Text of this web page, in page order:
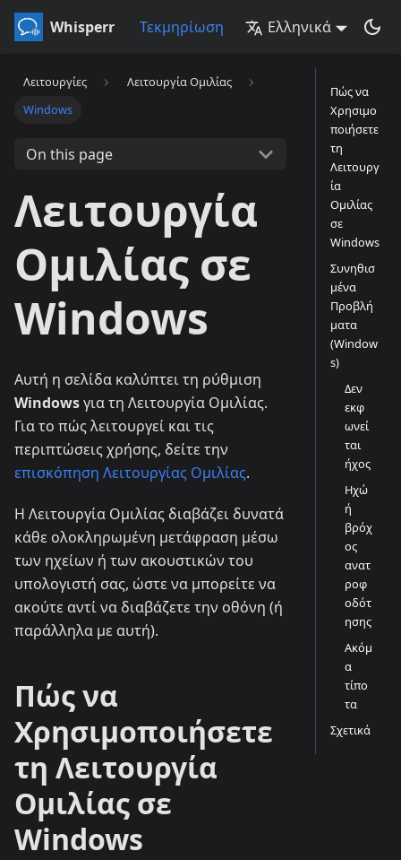
Whisperr Τεκμηρίωση Ελληνικά
Λειτουργίες
Λειτουργία Ομιλίας
Windows
On this page
Λειτουργία
Ομιλίας σε
Windows
Αυτή η σελίδα καλύπτει τη ρύθμιση
Windowsγια τη Λειτουργία Ομιλίας.
Για το πώς λειτουργεί και τις
περιπτώσεις χρήσης, δείτε την
επισκόπηση Λειτουργίας Ομιλίας.
Η Λειτουργία Ομιλίας διαβάζει δυνατά
κάθε ολοκληρωμένη μετάφραση μέσω
των ηχείων ή των ακουστικών του
υπολογιστή σας, ώστε να μπορείτε να
ακούτε αντί να διαβάζετε την οθόνη (ή
παράλληλα με αυτή).
Πώς να
Χρησιμοποιήσετε
τη Λειτουργία
Ομιλίας σε
Windows
Πώς να
Χρησιμο
ποιήσετε
τη
Λειτουργ
ία
Ομιλίας
σε
Windows
Συνηθισ
μένα
Προβλή
ματα
(Window
s)
Δεν
εκφ
ωνεί
ται
ήχος
Ηχώ
ή
βρόχ
ος
ανατ
ροφ
οδότ
ησης
Ακόμ
α
τίπο
τα
Σχετικά